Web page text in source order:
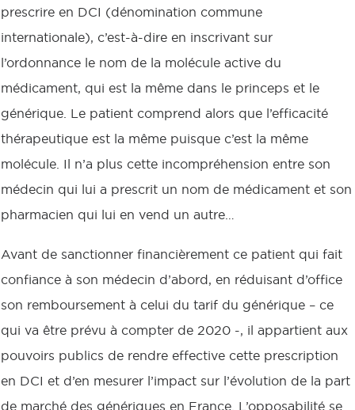
prescrire en DCI (dénomination commune
internationale), c’est-à-dire en inscrivant sur
l’ordonnance le nom de la molécule active du
médicament, qui est la même dans le princeps et le
générique. Le patient comprend alors que l’efficacité
thérapeutique est la même puisque c’est la même
molécule. Il n’a plus cette incompréhension entre son
médecin qui lui a prescrit un nom de médicament et son
pharmacien qui lui en vend un autre…
Avant de sanctionner financièrement ce patient qui fait
confiance à son médecin d’abord, en réduisant d’office
son remboursement à celui du tarif du générique – ce
qui va être prévu à compter de 2020 -, il appartient aux
pouvoirs publics de rendre effective cette prescription
en DCI et d’en mesurer l’impact sur l’évolution de la part
de marché des génériques en France. L’opposabilité se